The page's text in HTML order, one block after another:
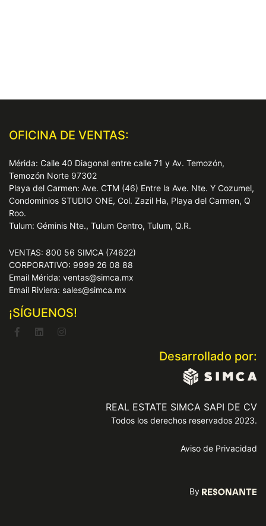
OFICINA DE VENTAS:
Mérida: Calle 40 Diagonal entre calle 71 y Av. Temozón,
Temozón Norte 97302
Playa del Carmen: Ave. CTM (46) Entre la Ave. Nte. Y Cozumel,
Condominios STUDIO ONE, Col. Zazil Ha, Playa del Carmen, Q
Roo.
Tulum: Géminis Nte., Tulum Centro, Tulum, Q.R.
VENTAS: 800 56 SIMCA (74622)
CORPORATIVO: 9999 26 08 88
Email Mérida: ventas@simca.mx
Email Riviera: sales@simca.mx
¡SÍGUENOS!
Desarrollado por:
REAL ESTATE SIMCA SAPI DE CV
Todos los derechos reservados 2023.
Aviso de Privacidad
By